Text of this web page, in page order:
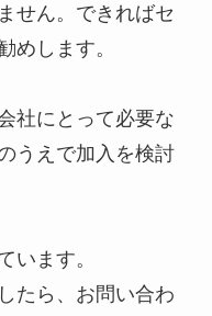
せん。できればセ
めします。
社にとって必要な
うえで加入を検討
います。
たら、お問い合わ